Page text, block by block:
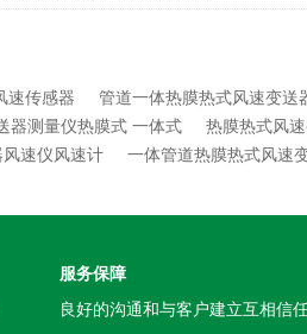
速传感器 管道一体热膜热式风速变送
器测量仪热膜式 一体式 热膜热式风
速仪风速计
一体管道热膜热式风速
服务保障
良好的沟通和与客户建立互相信